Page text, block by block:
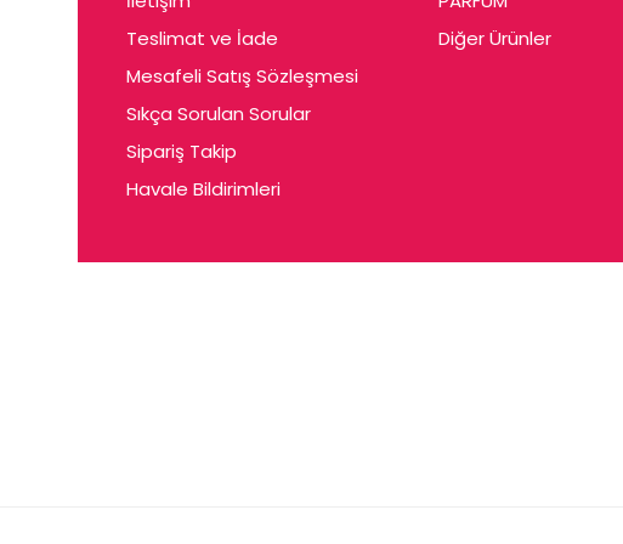
Cerin
Ceta
Ceyda
Chris
Ciey
Cleo
Teslimat ve İade
Mesafeli Satış Sözleşmesi
Sıkça Sorulan Sorular
Sipariş Takip
Havale Bildirimleri
Diğer Ürünler